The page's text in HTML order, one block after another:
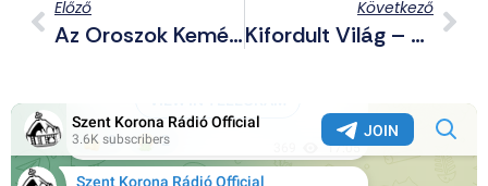
Előző
Az Oroszok Keményen Támadják A Kritikus Ukrán Infrastruktúrát
Következő
Kifordult Világ – Második Éve Nem Tudják Megünnepelni Krisztus Születését Betlehem Városában